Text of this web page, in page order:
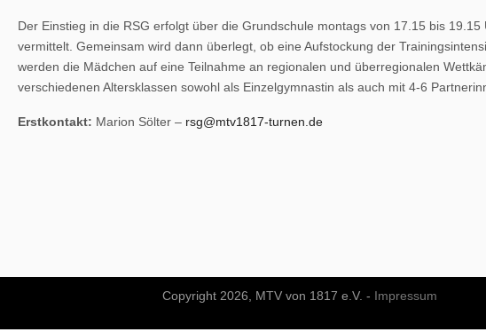
Der Einstieg in die RSG erfolgt über die Grundschule montags von 17.15 bis
vermittelt. Gemeinsam wird dann überlegt, ob eine Aufstockung der
werden die Mädchen auf eine Teilnahme an regionalen und überregionalen
verschiedenen Altersklassen sowohl als Einzelgymnastin als auch mit 4-6
Erstkontakt: Marion Sölter – rsg@mtv1817-turnen.de
Copyright 2026, MTV von 1817 e.V. - Impressum